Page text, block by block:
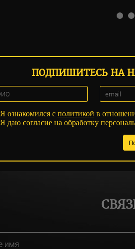
ПОДПИШИТЕСЬ НА
Я ознакомился с политикой в
Я даю согласиена обработку